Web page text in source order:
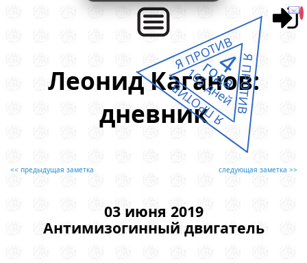
Леонид Каганов:
дневник
<< предыдущая заметка следующая заметка >>
03 июня 2019
Антимизогинный двигатель
Я ПРОТИВЯ ПРОТИВ
Я ПРОТИВ
4
года
165 дней